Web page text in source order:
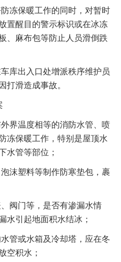
冻保暖工作的同时，对暂时
置醒目的警示标识或在冰冻
、麻布包等防止人员滑倒跌
库出入口处增派秩序维护员
打滑造成事故。
界温度相等的消防水管、喷
冻保暖工作，特别是屋顶水
水管等部位；
沫塑料等制作防寒垫包，裹
阀门等，是否有渗漏水情
水引起地面积水结冰；
管或水箱及冷却塔，应在冬
空积水；